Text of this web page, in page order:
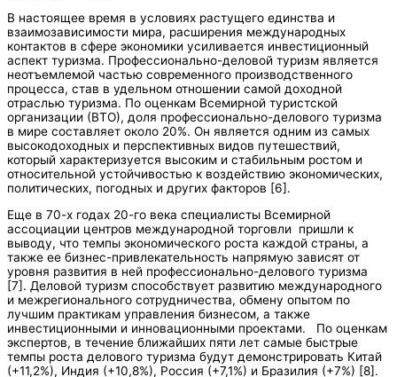
В настоящее время в условиях растущего единства и
взаимозависимости мира, расширения международных
контактов в сфере экономики усиливается инвестиционный
аспект туризма. Профессионально-деловой туризм является
неотъемлемой частью современного производственного
процесса, став в удельном отношении самой доходной
отраслью туризма. По оценкам Всемирной туристской
организации (ВТО), доля профессионально-делового туризма
в мире составляет около 20%. Он является одним из самых
высокодоходных и перспективных видов путешествий,
который характеризуется высоким и стабильным ростом и
относительной устойчивостью к воздействию экономических,
политических, погодных и других факторов [6].
Еще в 70-х годах 20-го века специалисты Всемирной
ассоциации центров международной торговли пришли к
выводу, что темпы экономического роста каждой страны, а
также ее бизнес-привлекательность напрямую зависят от
уровня развития в ней профессионально-делового туризма
[7]. Деловой туризм способствует развитию международного
и межрегионального сотрудничества, обмену опытом по
лучшим практикам управления бизнесом, а также
инвестиционными и инновационными проектами. По оценкам
экспертов, в течение ближайших пяти лет самые быстрые
темпы роста делового туризма будут демонстрировать Китай
(+11,2%), Индия (+10,8%), Россия (+7,1%) и Бразилия (+7%) [8].